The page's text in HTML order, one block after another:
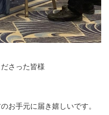
さった皆様
お手元に届き嬉しいです。